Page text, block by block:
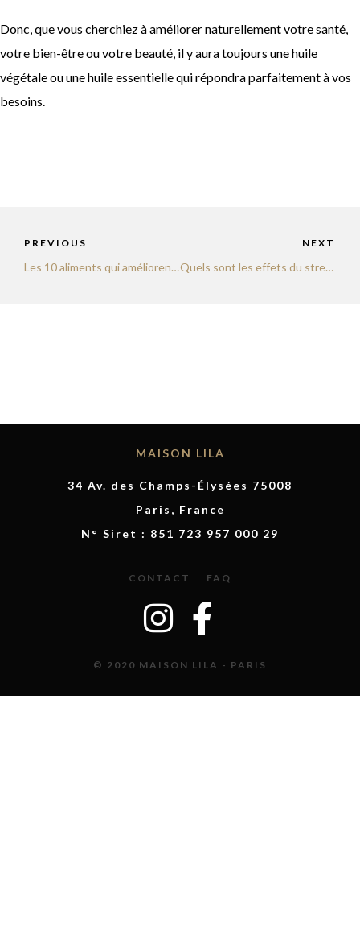
Donc, que vous cherchiez à améliorer naturellement votre santé,
votre bien-être ou votre beauté, il y aura toujours une huile
végétale ou une huile essentielle qui répondra parfaitement à vos
besoins.
PREVIOUS
Les 10 aliments qui améliorent la santé de votre peau : tout ce que vous devez savoir !
NEXT
Quels sont les effets du stress sur la peau et les cheveux ?
MAISON LILA
34 Av. des Champs-Élysées 75008
Paris, France
N° Siret : 851 723 957 000 29
CONTACT FAQ
© 2020 MAISON LILA - PARIS